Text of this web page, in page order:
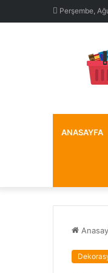
Perşembe,
ANASAYFA